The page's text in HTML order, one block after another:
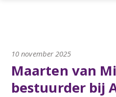
10 november 2025
Maarten van
bestuurder bij